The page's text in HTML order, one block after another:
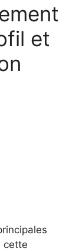
et
cette